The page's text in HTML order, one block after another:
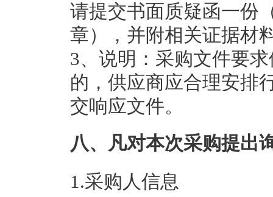
请提交书面质疑函一份
章），并附相关证据材
3、说明：采购文件要
的，供应商应合理安排
交响应文件。
八、凡对本次采购提出
1.采购人信息